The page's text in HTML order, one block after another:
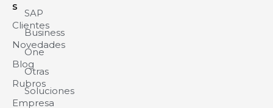
s
Clientes
Novedades
Blog
Rubros
Empresa
SAP
Business
One
Otras
Soluciones